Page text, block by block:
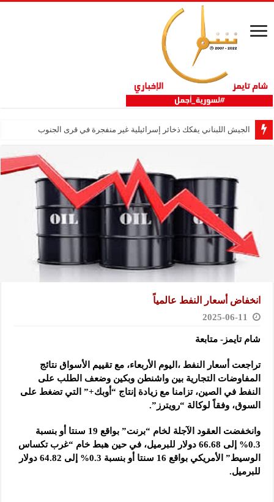
الجيش اللبناني يفكك ذخائر إسرائيلية غير منفجرة في قرى الجنوب
انخفاض أسعار النفط عالمياً
2025-06-11
شام تايمز- متابعة
تراجعت أسعار النفط ،اليوم الأربعاء، مع تقييم الأسواق نتائج
المفاوضات التجارية بين واشنطن وبكين وضعف الطلب على
النفط في الصين، تزامنا مع زيادة إنتاج “أوبك+” التي تضغط على
السوق، وفقاً لوكالة “رويترز”.
وانخفضت العقود الآجلة لخام “برنت” بواقع 19 سنتا أو بنسبة
0.3% إلى 66.68 دولار للبرميل، في حين هبط خام “غرب تكساس
الوسيط” الأمريكي بواقع 16 سنتا أو بنسبة 0.3% إلى 64.82 دولار
للبرميل.